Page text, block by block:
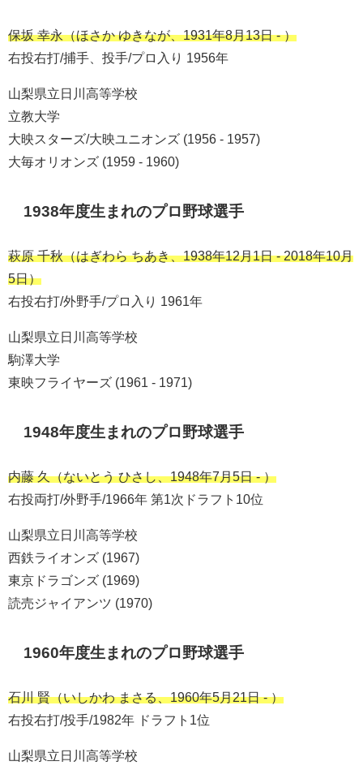
保坂 幸永（ほさか ゆきなが、1931年8月13日 - ）
右投右打/捕手、投手/プロ入り 1956年
山梨県立日川高等学校
立教大学
大映スターズ/大映ユニオンズ (1956 - 1957)
大毎オリオンズ (1959 - 1960)
1938年度生まれのプロ野球選手
萩原 千秋（はぎわら ちあき、1938年12月1日 - 2018年10月
5日）
右投右打/外野手/プロ入り 1961年
山梨県立日川高等学校
駒澤大学
東映フライヤーズ (1961 - 1971)
1948年度生まれのプロ野球選手
内藤 久（ないとう ひさし、1948年7月5日 - ）
右投両打/外野手/1966年 第1次ドラフト10位
山梨県立日川高等学校
西鉄ライオンズ (1967)
東京ドラゴンズ (1969)
読売ジャイアンツ (1970)
1960年度生まれのプロ野球選手
石川 賢（いしかわ まさる、1960年5月21日 - ）
右投右打/投手/1982年 ドラフト1位
山梨県立日川高等学校